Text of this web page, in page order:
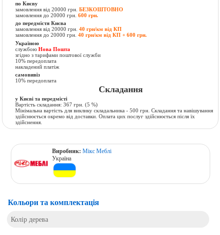
по Києву
замовлення від 20000 грн.БЕЗКОШТОВНО
замовлення до 20000 грн.600 грн.
до передмістя Києва
замовлення від 20000 грн.40 грн/км від КП
замовлення до 20000 грн.40 грн/км від КП + 600 грн.
Україною
службоюНова Пошта
згідно з тарифами поштової служби
10% передоплата
накладений платіж
самовивіз
10% передоплата
Складання
у Києві та передмісті
Вартість складання:367 грн. (5 %)
Мінімальна вартість для виклику складальника - 500 грн. Складання та навішування
здійснюється окремо від доставки. Оплата цих послуг здійснюється після їх
здійснення.
Виробник:Мікс Меблі
Україна
Кольори та комплектація
Колір дерева